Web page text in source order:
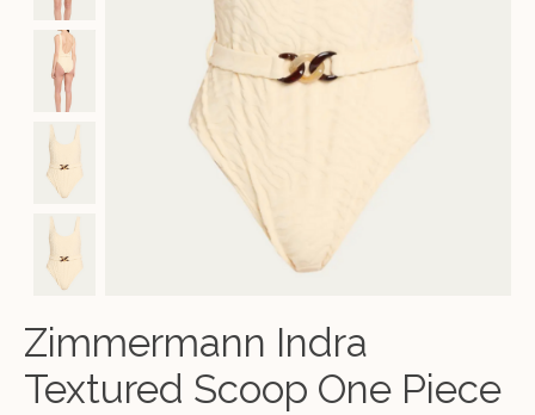
Zimmermann Indra
Textured Scoop One Piece